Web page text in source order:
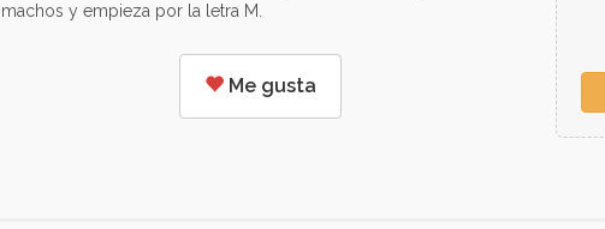
machos y empieza por la letra M.
Me gusta